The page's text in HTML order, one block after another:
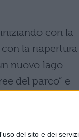
del sito e dei
con la
la riapertura
nuovo lago
del parco” e
Studios.
nella